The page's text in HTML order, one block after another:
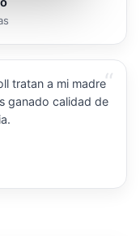
“
tratan a mi madre
ganado calidad de